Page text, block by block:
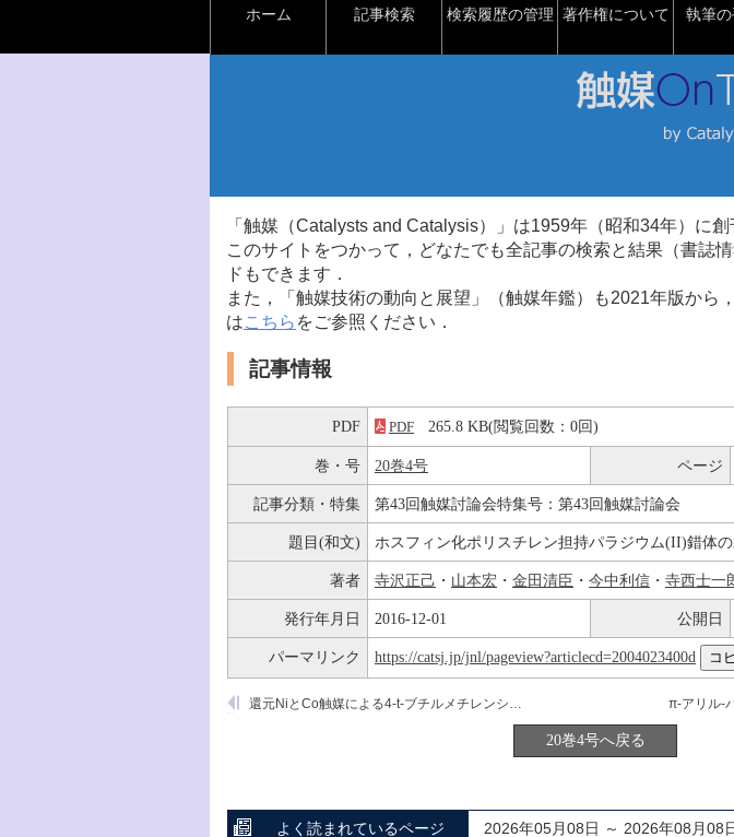
ホーム 記事検索 検索履歴の管理 著作権について 執筆の
「触媒（Catalysts and Catalysis）」は1959年（昭和34年）に
このサイトをつかって，どなたでも全記事の検索と結果（書誌
ドもできます．
また，「触媒技術の動向と展望」（触媒年鑑）も2021年版から
はこちら をご参照ください．
記事情報
PDF PDF 265.8 KB(閲覧回数：0回)
巻・号 20巻4号 ページ
記事分類・特集 第43回触媒討論会特集号：第43回触媒討論会
題目(和文) ホスフィン化ポリスチレン担持パラジウム(II)錯体
著者 寺沢正己 ・ 山本宏 ・ 金田清臣 ・ 今中利信 ・ 寺西士一
発行年月日 2016-12-01 公開日
パーマリンク https://catsj.jp/jnl/pageview?articlecd=2004023400d
還元NiとCo触媒による4-t-ブチルメチレンシクロヘキサンの水素化と異性化
20巻4号へ戻る
よく読まれているページ 2026年05月08日 ～ 2026年08月08